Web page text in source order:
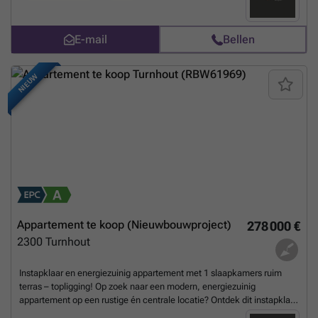
(vaatwasser, oven, inductiekookplaat met dampkap, koelkast en
spoelbak). Via de nachthal bereikt u de stijlvolle slaapkamer met
aansluitend de badkamer voorzien van een lavabo, ruime
inloopdouche en voldoende opbergruimte. Daarnaast geniet u van
extra opslag dankzij de praktische wasplaats/berging. Extra troeven:
Ondergrondse autostaanplaats, privatieve kelderberging én
gebaseerd op een voorbeeldwoning. 👉 Interesse? Contacteer ons
vandaag nog voor een bezoek en ontdek dit unieke aanbod!
E-mail Bellen
NIEUW
278 000 €
Appartement te koop (Nieuwbouwproject)
2300 Turnhout
Instapklaar en energiezuinig appartement met 1 slaapkamers ruim
terras – topligging! Op zoek naar een modern, energiezuinig
appartement op een rustige én centrale locatie? Ontdek dit instapklare
pareltje met EPC A-label en goedgekeurde elektriciteit! Dit lichtrijke